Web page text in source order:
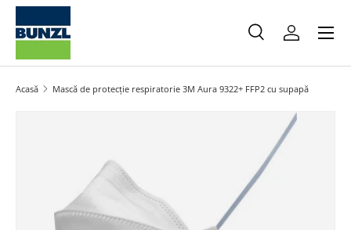
Salt la conținut
Caută
Caută
Meniu
Acasă Mască de protecție respiratorie 3M Aura 9322+ FFP2 cu supapă